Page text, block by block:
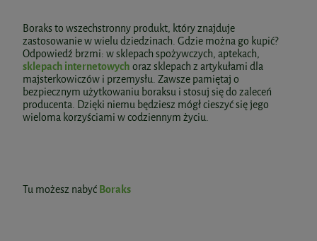
Boraks to wszechstronny produkt, który znajduje
zastosowanie w wielu dziedzinach. Gdzie można go kupić?
Odpowiedź brzmi: w sklepach spożywczych, aptekach,
sklepach internetowych oraz sklepach z artykułami dla
majsterkowiczów i przemysłu. Zawsze pamiętaj o
bezpiecznym użytkowaniu boraksu i stosuj się do zaleceń
producenta. Dzięki niemu będziesz mógł cieszyć się jego
wieloma korzyściami w codziennym życiu.
Tu możesz nabyć Boraks